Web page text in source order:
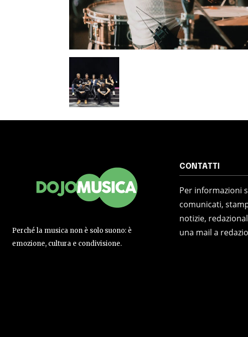
Perché la musica non è solo suono: è
emozione, cultura e condivisione.
CONTATTI
Per informazioni
comunicati,
notizie,
una mail a